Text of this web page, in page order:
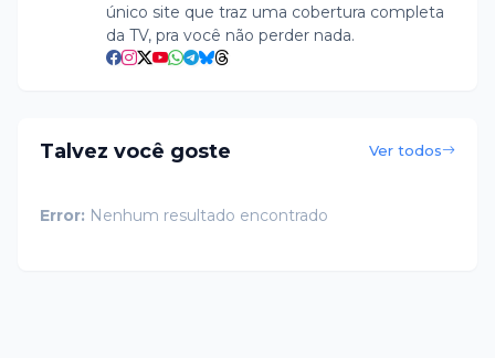
único site que traz uma cobertura completa
da TV, pra você não perder nada.
Talvez você goste Ver todos
Error: Nenhum resultado encontrado